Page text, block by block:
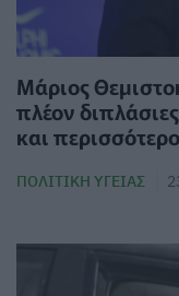
Μάριος
πλέον
και
ΠΟΛΙΤΙΚΉ ΥΓΕΊΑΣ